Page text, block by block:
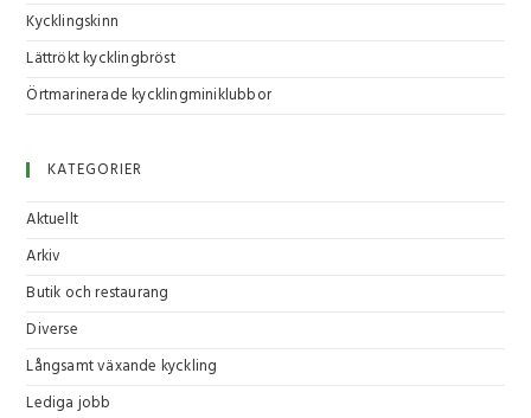
Kycklingskinn
Lättrökt kycklingbröst
Örtmarinerade kycklingminiklubbor
KATEGORIER
Aktuellt
Arkiv
Butik och restaurang
Diverse
Långsamt växande kyckling
Lediga jobb